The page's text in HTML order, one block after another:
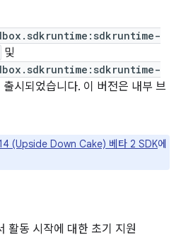
및
출시되었습니다. 이 버전은 내부 브
(Upside Down Cake) 베타 2 SDK에
활동 시작에 대한 초기 지원